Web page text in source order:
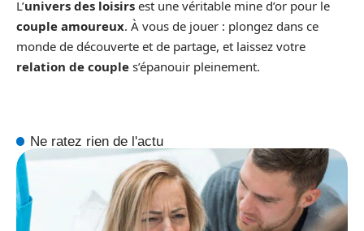
L’univers des loisirs est une véritable mine d’or pour le
couple amoureux. À vous de jouer : plongez dans ce
monde de découverte et de partage, et laissez votre
relation de couple s’épanouir pleinement.
Ne ratez rien de l'actu